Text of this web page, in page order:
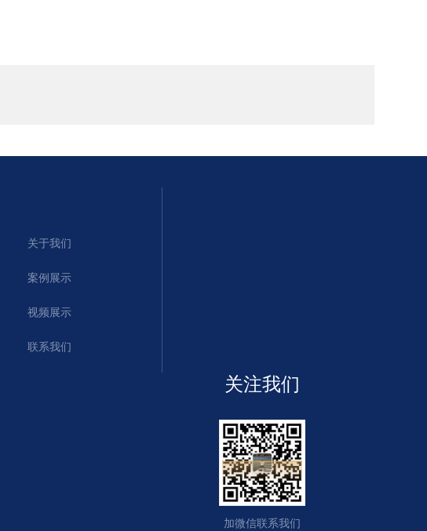
关于我们
案例展示
视频展示
联系我们
关注我们
加微信联系我们